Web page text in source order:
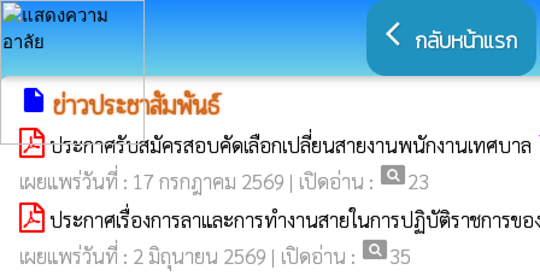
arrow_back_ios กลับหน้าแรก
insert_drive_file ข่าวประชาสัมพันธ์
ประกาศรับสมัครสอบคัดเลือกเปลี่ยนสายงานพนักงานเทศบาล
เผยแพร่วันที่ : 17 กรกฎาคม 2569 | เปิดอ่าน : pageview23
ประกาศเรื่องการลาและการทำงานสายในการปฏิบัติราชกา
เผยแพร่วันที่ : 2 มิถุนายน 2569 | เปิดอ่าน : pageview35